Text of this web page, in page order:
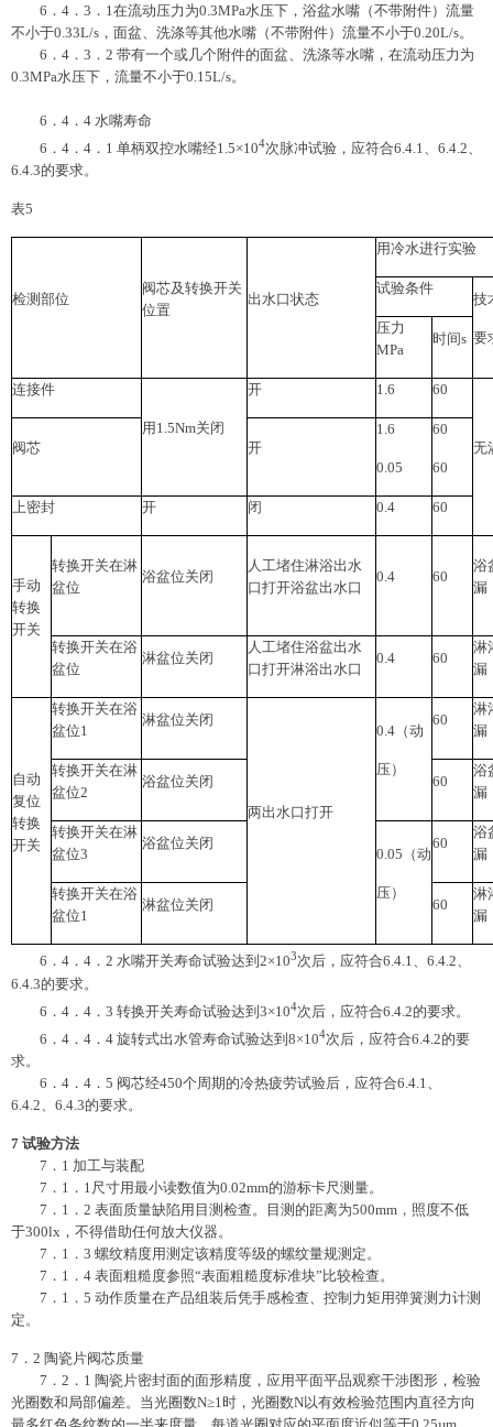
6．4．3．1在流动压力为0.3MPa水压下，浴盆水嘴（不带附件）流量
不小于0.33L/s，面盆、洗涤等其他水嘴（不带附件）流量不小于0.20L/s。
6．4．3．2 带有一个或几个附件的面盆、洗涤等水嘴，在流动压力为
0.3MPa水压下，流量不小于0.15L/s。
6．4．4 水嘴寿命
6．4．4．1 单柄双控水嘴经1.5×104次脉冲试验，应符合6.4.1、6.4.2、
6.4.3的要求。
表5
检测部位
阀芯及转换开关
位置
出水口状态
用冷水进行实验
试验条件
技
要
压力
MPa
时间s
连接件
用1.5Nm关闭
开 1.6 60
无
阀芯 开
1.6
0.05
60
60
上密封 开 闭 0.4 60
手动
转换
开关
转换开关在淋
盆位
浴盆位关闭
人工堵住淋浴出水
口打开浴盆出水口
0.4 60
浴
漏
转换开关在浴
盆位
淋盆位关闭
人工堵住浴盆出水
口打开淋浴出水口
0.4 60
淋
漏
自动
复位
转换
开关
转换开关在浴
盆位1
淋盆位关闭
两出水口打开
0.4（动
压）
60
淋
漏
转换开关在淋
盆位2
浴盆位关闭 60
浴
漏
转换开关在淋
盆位3
浴盆位关闭
0.05（动
压）
60
浴
漏
转换开关在浴
盆位1
淋盆位关闭 60
淋
漏
6．4．4．2 水嘴开关寿命试验达到2×103次后，应符合6.4.1、6.4.2、
6.4.3的要求。
6．4．4．3 转换开关寿命试验达到3×104次后，应符合6.4.2的要求。
6．4．4．4 旋转式出水管寿命试验达到8×104次后，应符合6.4.2的要
求。
6．4．4．5 阀芯经450个周期的冷热疲劳试验后，应符合6.4.1、
6.4.2、6.4.3的要求。
7 试验方法
7．1 加工与装配
7．1．1尺寸用最小读数值为0.02mm的游标卡尺测量。
7．1．2 表面质量缺陷用目测检查。目测的距离为500mm，照度不低
于300lx，不得借助任何放大仪器。
7．1．3 螺纹精度用测定该精度等级的螺纹量规测定。
7．1．4 表面粗糙度参照“表面粗糙度标准块”比较检查。
7．1．5 动作质量在产品组装后凭手感检查、控制力矩用弹簧测力计测
定。
7．2 陶瓷片阀芯质量
7．2．1 陶瓷片密封面的面形精度，应用平面平品观察干涉图形，检验
光圈数和局部偏差。当光圈数N≥1时，光圈数N以有效检验范围内直径方向